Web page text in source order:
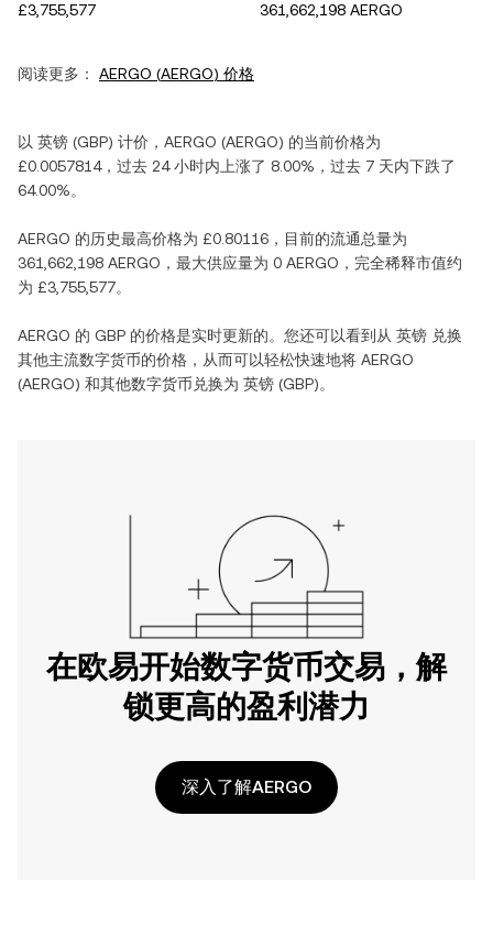
£3,755,577
361,662,198 AERGO
阅读更多： AERGO (AERGO) 价格
以 英镑 (GBP) 计价， AERGO (AERGO) 的当前价格为
£0.0057814，过去 24 小时内 上涨了 8.00% ，过去 7 天内下跌了
64.00%。
AERGO 的历史最高价格为 £0.80116 ，目前的流通总量为
361,662,198 AERGO ，最大供应量为 0 AERGO ，完全稀释市值约
为 £3,755,577。
AERGO 的 GBP 的价格是实时更新的。您还可以看到从 英镑 兑换
其他主流数字货币的价格，从而可以轻松快速地将 AERGO
(AERGO) 和其他数字货币兑换为 英镑 (GBP)。
在欧易开始数字货币交易，解
锁更高的盈利潜力
深入了解AERGO